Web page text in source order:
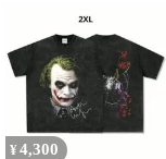
マグ 500ml ブラック
JOK-500 BK
¥ 4,300